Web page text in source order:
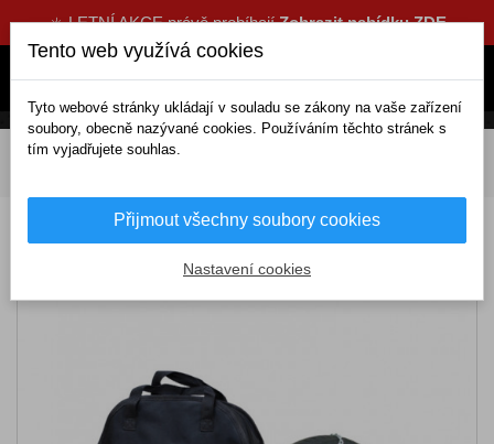
☀️ LETNÍ AKCE právě probíhajíZobrazit nabídku ZDE
DOMOV Exteriérové doplňky
Sněhové řetězy KN230 AUTOMAX
Tento web využívá cookies
Tyto webové stránky ukládají v souladu se zákony na vaše zařízení
soubory, obecně nazývané cookies. Používáním těchto stránek s
tím vyjadřujete souhlas.
Přijmout všechny soubory cookies
Nastavení cookies